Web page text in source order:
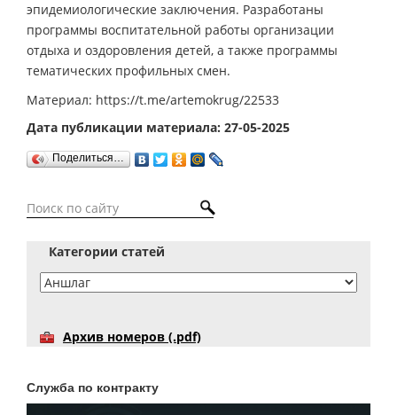
эпидемиологические заключения. Разработаны
программы воспитательной работы организации
отдыха и оздоровления детей, а также программы
тематических профильных смен.
Материал: https://t.me/artemokrug/22533
Дата публикации материала: 27-05-2025
Поделиться…
Категории статей
Архив номеров (.pdf)
Служба по контракту